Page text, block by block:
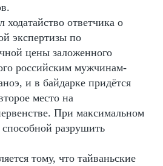
ходатайство ответчика о
экспертизы по
цены заложенного
российским мужчинам-
и в байдарке придётся
место на
При максимальном
разрушить
тому, что тайваньские